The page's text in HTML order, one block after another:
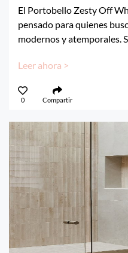
El Portobello Zesty Off
pensado para quienes
modernos y atemporales.
Leer ahora >
0 Compartir